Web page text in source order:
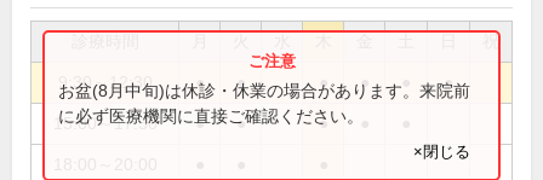
祝
9:30～12:30 ● ● ● ● ●
15:00～17:30 ● ● ●
お盆(8月中旬)は休診・休業の場合があります。来院前
に必ず医療機関に直接ご確認ください。
×閉じる